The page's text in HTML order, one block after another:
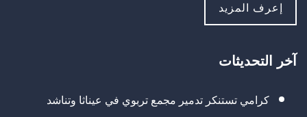
إعرف المزيد
آخر التحديثات
كرامي تستنكر تدمير مجمع تربوي في عيناثا وتناشد